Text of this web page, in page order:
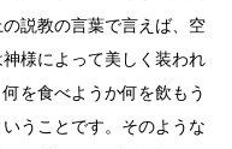
説教の言葉で言えば、空
様によって美しく装われ
を食べようか何を飲もう
うことです。そのような